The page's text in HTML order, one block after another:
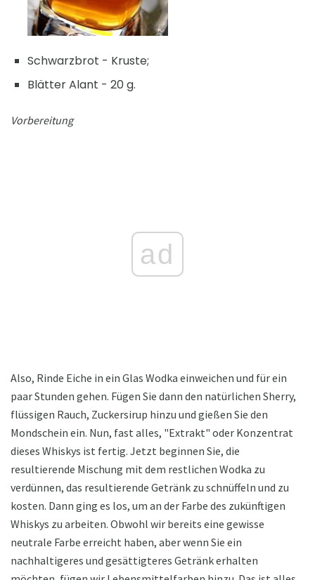
Schwarzbrot - Kruste;
Blätter Alant - 20 g.
Vorbereitung
ad
Also, Rinde Eiche in ein Glas Wodka einweichen und für ein
paar Stunden gehen. Fügen Sie dann den natürlichen Sherry,
flüssigen Rauch, Zuckersirup hinzu und gießen Sie den
Mondschein ein. Nun, fast alles, "Extrakt" oder Konzentrat
dieses Whiskys ist fertig. Jetzt beginnen Sie, die
resultierende Mischung mit dem restlichen Wodka zu
verdünnen, das resultierende Getränk zu schnüffeln und zu
kosten. Dann ging es los, um an der Farbe des zukünftigen
Whiskys zu arbeiten. Obwohl wir bereits eine gewisse
neutrale Farbe erreicht haben, aber wenn Sie ein
nachhaltigeres und gesättigteres Getränk erhalten